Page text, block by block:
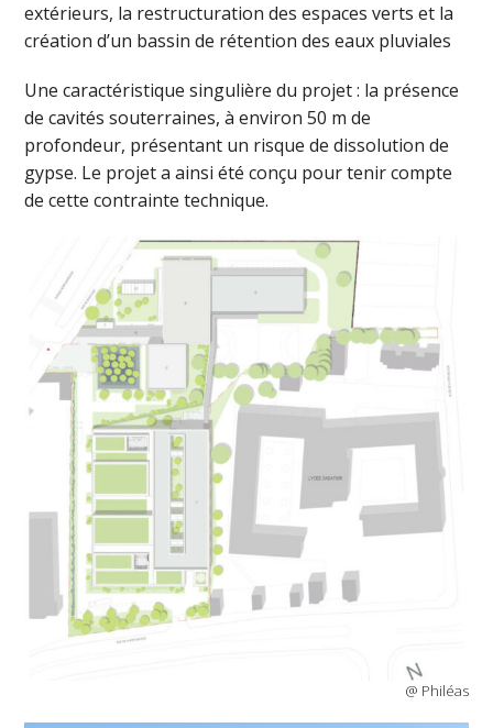
extérieurs, la restructuration des espaces verts et la
création d’un bassin de rétention des eaux pluviales
Une caractéristique singulière du projet : la présence
de cavités souterraines, à environ 50 m de
profondeur, présentant un risque de dissolution de
gypse. Le projet a ainsi été conçu pour tenir compte
de cette contrainte technique.
@ Philéas